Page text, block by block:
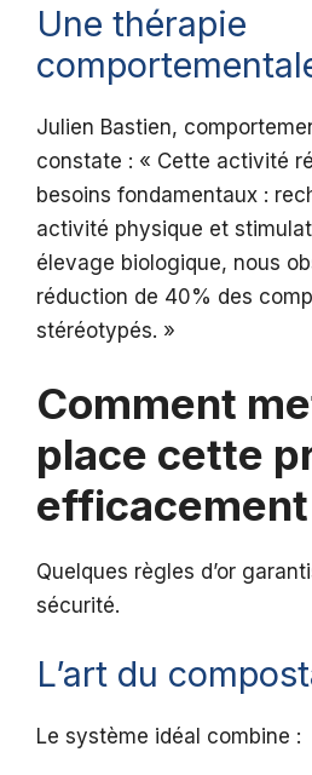
Une thérapie
Julien Bastien,
constate : « Cette activité
besoins fondamentaux :
activité physique et
élevage biologique, nous
réduction de 40% des
stéréotypés. »
Comment
place cette
efficacement
Quelques règles d’or
sécurité.
L’art du
Le système idéal combine :